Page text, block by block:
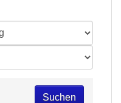
Suchen